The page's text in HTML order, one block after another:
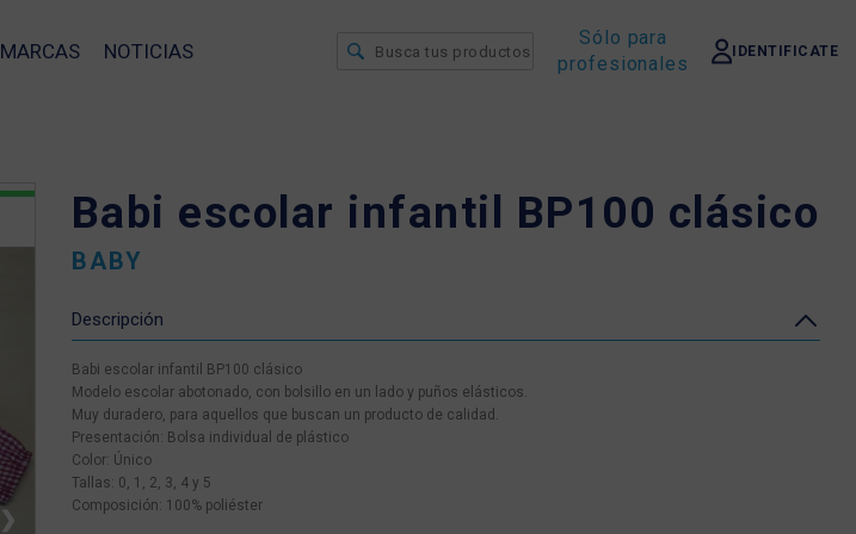
MARCAS NOTICIAS
Sólo para
profesionales
IDENTIFICATE
❯
Babi escolar infantil BP100 clásico
BABY
Descripción
Babi escolar infantil BP100 clásico
Modelo escolar abotonado, con bolsillo en un lado y puños elásticos.
Muy duradero, para aquellos que buscan un producto de calidad.
Presentación: Bolsa individual de plástico
Color: Único
Tallas: 0, 1, 2, 3, 4 y 5
Composición: 100% poliéster